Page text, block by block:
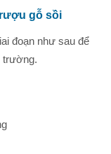
gỗ sồi
đoạn như sau để
trường.